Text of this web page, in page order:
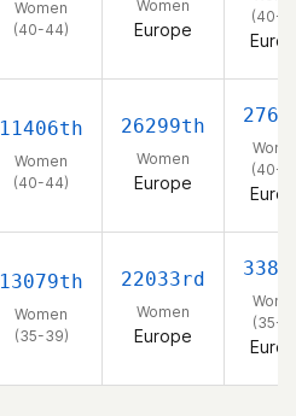
Women
(40-44)
Women
Europe
(40-
11406th
Women
(40-44)
26299th
Women
Europe
(40-
13079th
Women
(35-39)
22033rd
Women
Europe
(35-